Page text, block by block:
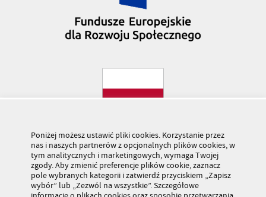
Poniżej możesz ustawić pliki cookies. Korzystanie przez
nas i naszych partnerów z opcjonalnych plików cookies, w
tym analitycznych i marketingowych, wymaga Twojej
zgody. Aby zmienić preferencje plików cookie, zaznacz
pole wybranych kategorii i zatwierdź przyciskiem „Zapisz
wybór” lub „Zezwól na wszystkie”. Szczegółowe